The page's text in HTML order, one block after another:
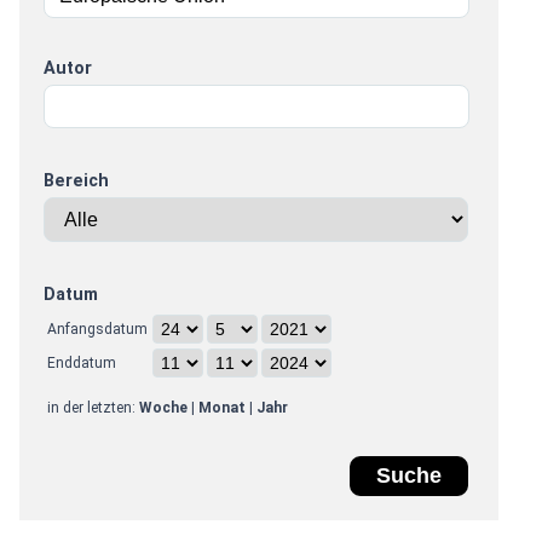
Autor
Bereich
Datum
Anfangsdatum
Enddatum
in der letzten: Woche| Monat Jahr